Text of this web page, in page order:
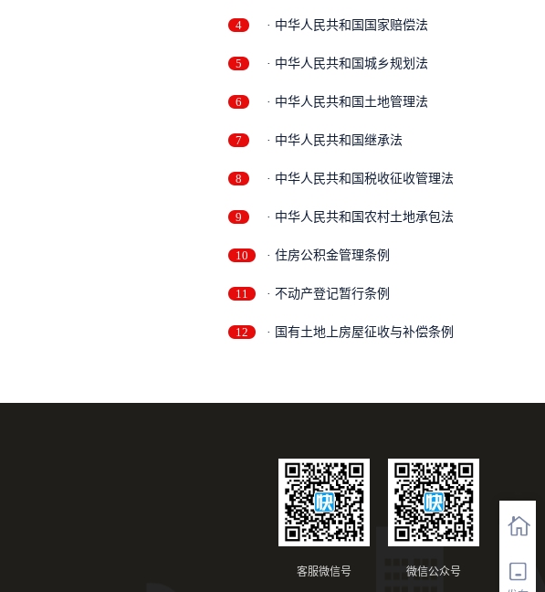
4 · 中华人民共和国国家赔偿法
5 · 中华人民共和国城乡规划法
6 · 中华人民共和国土地管理法
7 · 中华人民共和国继承法
8 · 中华人民共和国税收征收管理法
9 · 中华人民共和国农村土地承包法
10 · 住房公积金管理条例
11 · 不动产登记暂行条例
12 · 国有土地上房屋征收与补偿条例
微信公众号
客服微信号